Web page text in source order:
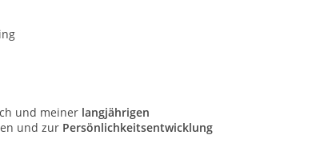
und meiner langjährigen
und zur Persönlichkeitsentwicklung